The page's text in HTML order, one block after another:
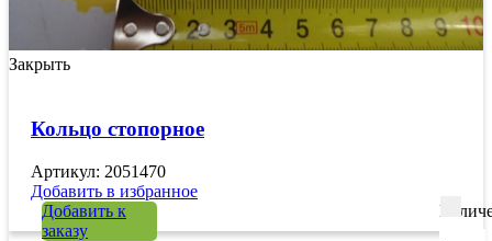
Закрыть
Кольцо стопорное
Артикул: 2051470
Добавить в избранное
Добавить к
заказу